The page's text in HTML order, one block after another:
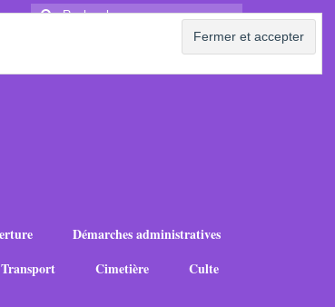
Rechercher
Démarches administratives
Transport Cimetière
Culte